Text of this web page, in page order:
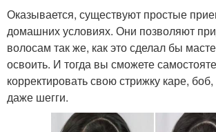
Оказывается, существуют простые
домашних условиях. Они позволяют
волосам так же, как это сделал бы
освоить. И тогда вы сможете
корректировать свою стрижку каре, боб,
даже шегги.